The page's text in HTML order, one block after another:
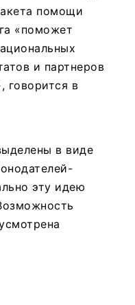
помощи
«поможет
и партнеров
говорится в
в виде
эту идею